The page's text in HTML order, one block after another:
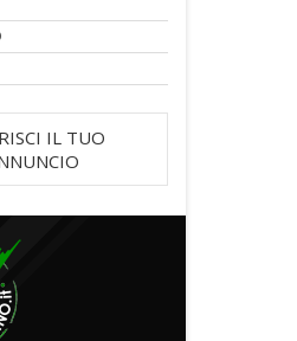
IL TUO